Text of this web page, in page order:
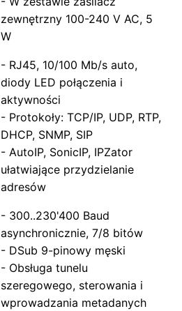
zewnętrzny 100-240 V AC, 5
W
- RJ45, 10/100 Mb/s auto,
diody LED połączenia i
aktywności
- Protokoły: TCP/IP, UDP, RTP,
DHCP, SNMP, SIP
- AutoIP, SonicIP, IPZator
ułatwiające przydzielanie
adresów
- 300..230'400 Baud
asynchronicznie, 7/8 bitów
- DSub 9-pinowy męski
- Obsługa tunelu
szeregowego, sterowania i
wprowadzania metadanych